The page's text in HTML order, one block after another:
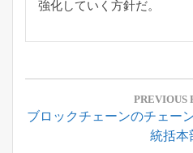
強化していく方針だ。
投
ナ
PREVIOUS
Previous
ブロックチェーンのチェー
統括本